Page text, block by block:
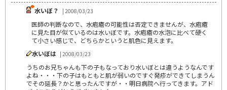
水いぼ？
| 2008/03/23
医師の判断なので、水疱瘡の可能性は否定できませんが、水疱瘡
に見た目が似ているのは水いぼです。水疱瘡の水泡に比べて硬く
て小さい感じで、どちらかというと肌色に見えます。
水いぼは | 2008/03/23
うちのお兄ちゃんも下の子もなっており水いぼとは違うようなんです
よね・・・下の子はもともと肌が弱いのですぐ発疹ができてしまうん
でその延長？かと思ったんですが・・明日病院へ行ってきます。アド